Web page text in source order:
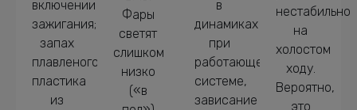
включении
зажигания;
запах
плавленого
пластика
из
Фары
светят
слишком
низко
(«в
в
динамиках
при
работающей
системе,
зависание
нестабильно
на
холостом
ходу.
Вероятно,
это